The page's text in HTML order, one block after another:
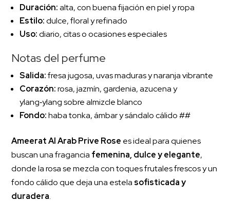
Duración:alta, con buena fijación en piel y ropa
Estilo:dulce, floral y refinado
Uso:diario, citas o ocasiones especiales
Notas del perfume
Salida:fresa jugosa, uvas maduras y naranja vibrante
Corazón:rosa, jazmín, gardenia, azucena y
ylang‑ylang sobre almizcle blanco
Fondo:haba tonka, ámbar y sándalo cálido ##
Ameerat Al Arab Prive Rose es ideal para quienes
buscan una fragancia femenina, dulce y elegante,
donde la rosa se mezcla con toques frutales frescos y un
fondo cálido que deja una estela sofisticada y
duradera.